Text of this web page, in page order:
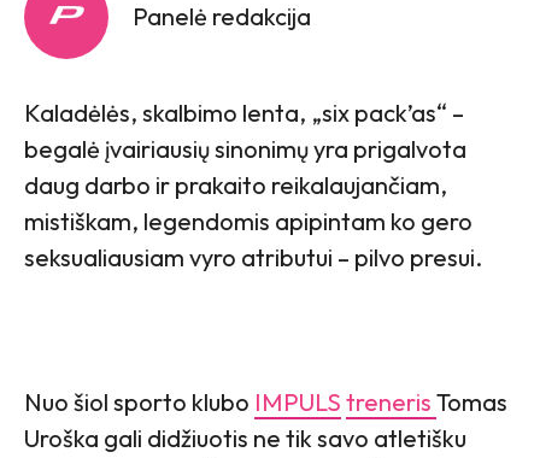
Panelė redakcija
Kaladėlės, skalbimo lenta, „six pack’as“ –
begalė įvairiausių sinonimų yra prigalvota
daug darbo ir prakaito reikalaujančiam,
mistiškam, legendomis apipintam ko gero
seksualiausiam vyro atributui – pilvo presui.
Nuo šiol sporto klubo IMPULS treneris Tomas
Uroška gali didžiuotis ne tik savo atletišku